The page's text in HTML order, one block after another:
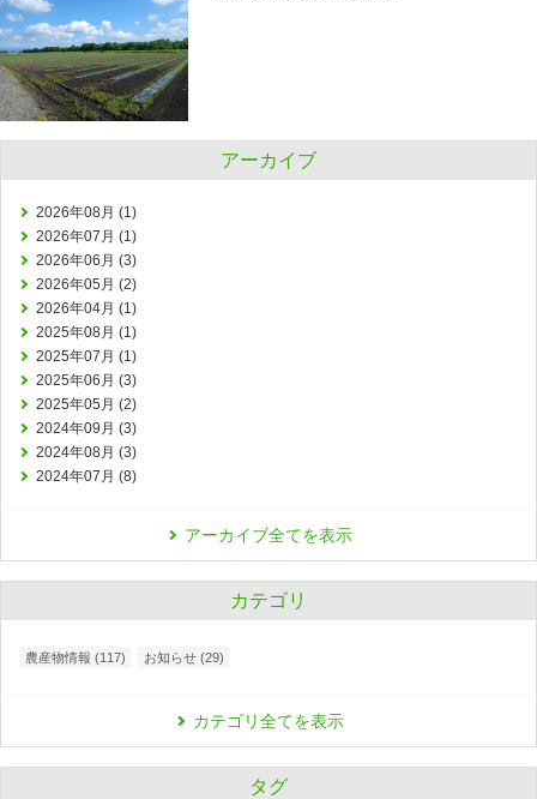
アーカイブ
2026年08月 (1)
2026年07月 (1)
2026年06月 (3)
2026年05月 (2)
2026年04月 (1)
2025年08月 (1)
2025年07月 (1)
2025年06月 (3)
2025年05月 (2)
2024年09月 (3)
2024年08月 (3)
2024年07月 (8)
アーカイブ全てを表示
カテゴリ
農産物情報 (117) お知らせ (29)
カテゴリ全てを表示
タグ